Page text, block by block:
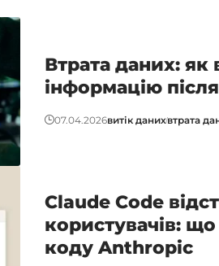
Втрата даних: як
інформацію
07.04.2026витік данихвтрата
Claude Code
користувачів:
коду Anthropic